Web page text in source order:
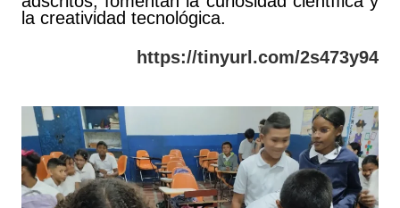
la creatividad tecnológica.
https://tinyurl.com/2s473y94